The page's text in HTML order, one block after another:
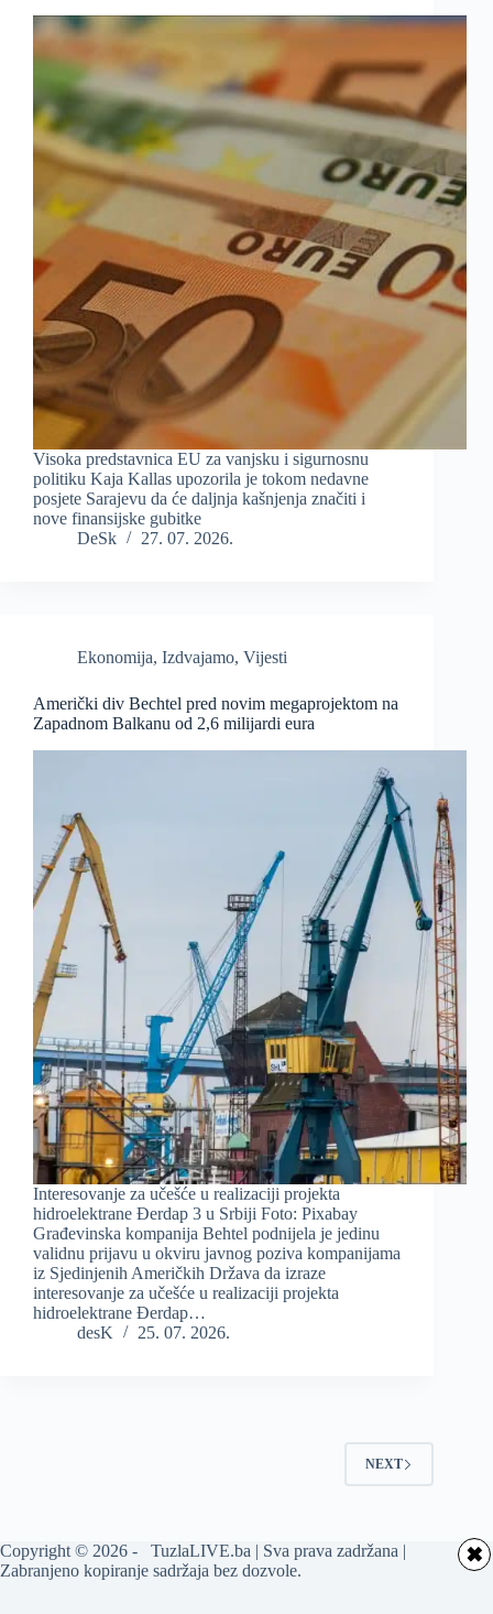
Visoka predstavnica EU za vanjsku i sigurnosnu
politiku Kaja Kallas upozorila je tokom nedavne
posjete Sarajevu da će daljnja kašnjenja značiti i
nove finansijske gubitke
DeSk
27. 07. 2026.
Ekonomija, Izdvajamo, Vijesti
Američki div Bechtel pred novim megaprojektom na
Zapadnom Balkanu od 2,6 milijardi eura
Interesovanje za učešće u realizaciji projekta
hidroelektrane Đerdap 3 u Srbiji Foto: Pixabay
Građevinska kompanija Behtel podnijela je jedinu
validnu prijavu u okviru javnog poziva kompanijama
iz Sjedinjenih Američkih Država da izraze
interesovanje za učešće u realizaciji projekta
hidroelektrane Đerdap…
desK
25. 07. 2026.
NEXT
Copyright © 2026 - TuzlaLIVE.ba | Sva prava zadržana |
Zabranjeno kopiranje sadržaja bez dozvole.
✖